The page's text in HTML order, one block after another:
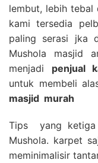
lembut, lebih tebal
kami tersedia
paling serasi jka
Mushola masjid
menjadi penjual
untuk membeli
masjid murah
Tips yang ketiga
Mushola. karpet
meminimalisir